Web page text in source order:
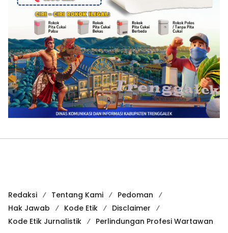
Redaksi Tentang Kami
Pedoman
Hak Jawab
Kode Etik
Disclaimer
Kode Etik Jurnalistik
Perlindungan Profesi Wartawan